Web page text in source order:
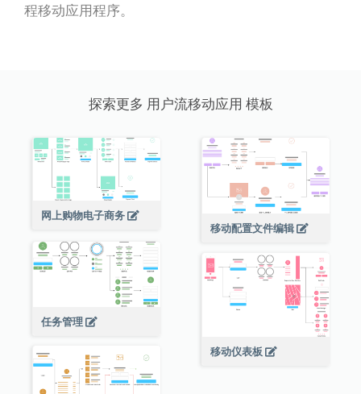
程移动应用程序。
探索更多 用户流移动应用 模板
网上购物电子商务
移动配置文件编辑
任务管理
移动仪表板